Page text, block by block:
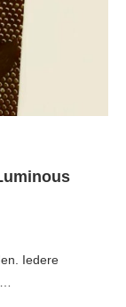
Iedere
…